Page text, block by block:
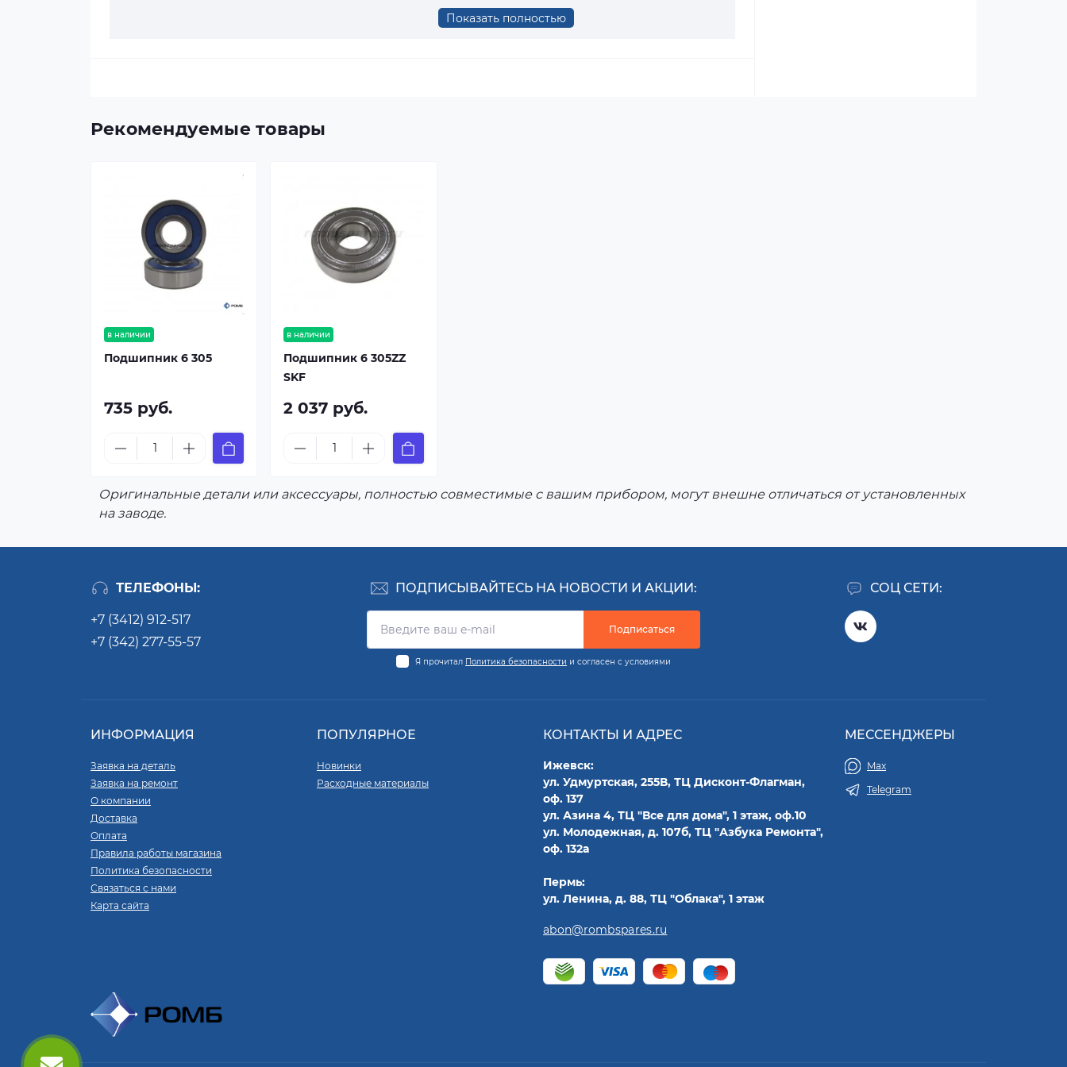
Показать полностью
Рекомендуемые товары
в наличии
Подшипник 6 305
735 руб.
в наличии
Подшипник 6 305ZZ
SKF
2 037 руб.
Оригинальные детали или аксессуары, полностью совместимые с вашим прибором, могут внешне отличаться от установленных
на заводе.
ТЕЛЕФОНЫ:
+7 (3412) 912-517
+7 (342) 277-55-57
СОЦ СЕТИ:
ПОДПИСЫВАЙТЕСЬ НА НОВОСТИ И АКЦИИ:
Подписаться
Я прочитал Политика безопасности и согласен с условиями
ИНФОРМАЦИЯ
Заявка на деталь
Заявка на ремонт
О компании
Доставка
Оплата
Правила работы магазина
Политика безопасности
Связаться с нами
Карта сайта
ПОПУЛЯРНОЕ
Новинки
Расходные материалы
КОНТАКТЫ И АДРЕС
Ижевск:
ул. Удмуртская, 255В, ТЦ Дисконт-Флагман,
оф. 137
ул. Азина 4, ТЦ "Все для дома", 1 этаж, оф.10
ул. Молодежная, д. 107б, ТЦ "Азбука Ремонта",
оф. 132а
Пермь:
ул. Ленина, д. 88, ТЦ "Облака", 1 этаж
abon@rombspares.ru
МЕССЕНДЖЕРЫ
Max
Telegram